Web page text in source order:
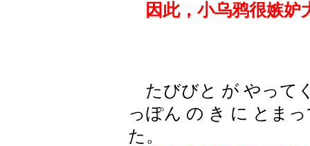
因此，小乌鸦很嫉妒
たびびと が やって
っぽん の き に とま
た。